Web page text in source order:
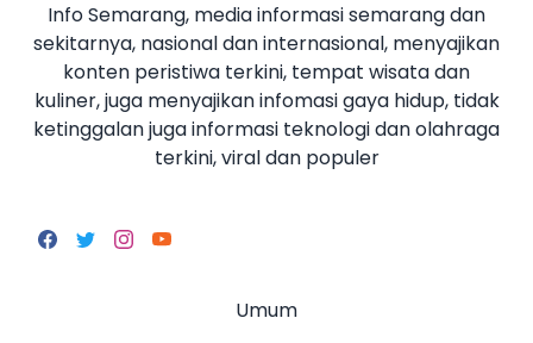
Info Semarang, media informasi semarang dan
sekitarnya, nasional dan internasional, menyajikan
konten peristiwa terkini, tempat wisata dan
kuliner, juga menyajikan infomasi gaya hidup, tidak
ketinggalan juga informasi teknologi dan olahraga
terkini, viral dan populer
Umum